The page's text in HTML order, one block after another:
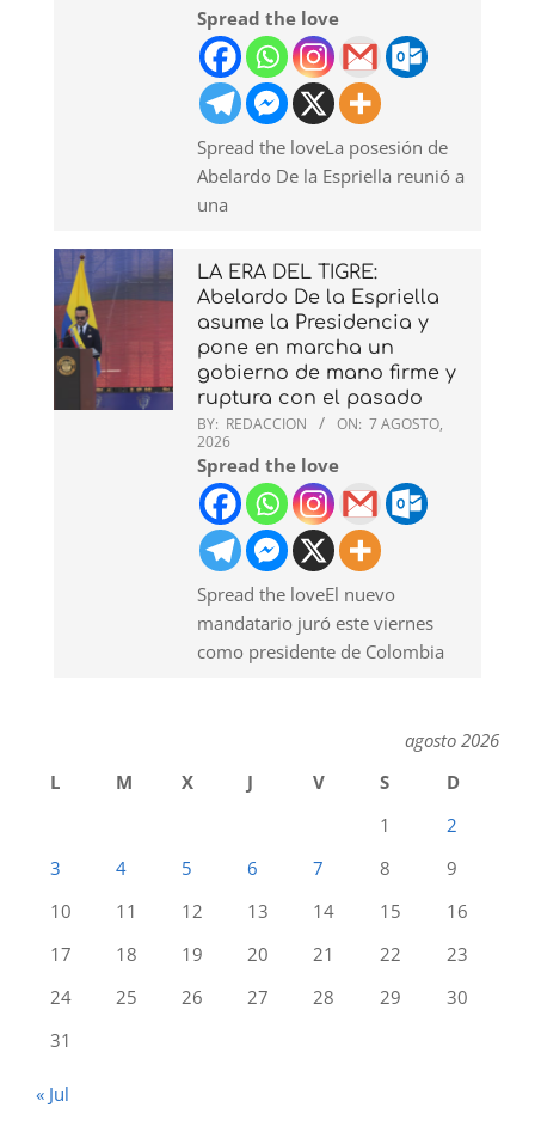
Spread the love
Spread the loveLa posesión de
Abelardo De la Espriella reunió a
una
LA ERA DEL TIGRE:
Abelardo De la Espriella
asume la Presidencia y
pone en marcha un
gobierno de mano firme y
ruptura con el pasado
BY: REDACCION ON: 7 AGOSTO,
2026
Spread the love
Spread the loveEl nuevo
mandatario juró este viernes
como presidente de Colombia
agosto 2026
L
M X J V S
D
1
2
3
4 5 6 7 8
9
10
11 12 13 14 15
16
17
18 19 20 21 22
23
24
25 26 27 28 29
30
31
« Jul